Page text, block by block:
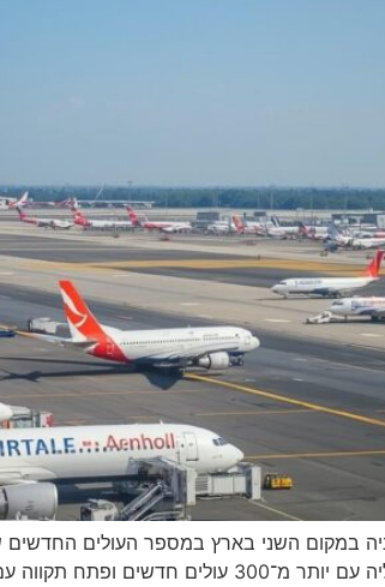
והקליטה לשנת 2025 מציב את נתניה במקום השני בארץ